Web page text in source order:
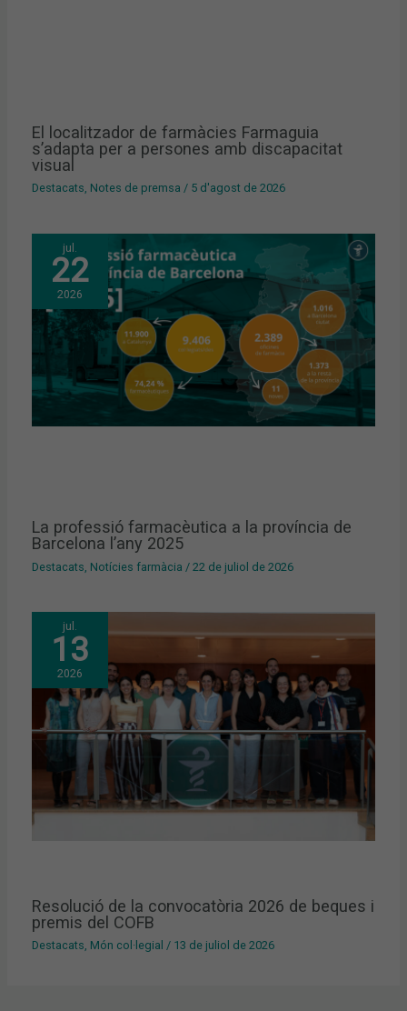
El localitzador de farmàcies Farmaguia
s’adapta per a persones amb discapacitat
visual
Destacats, Notes de premsa / 5 d'agost de 2026
jul.
22
2026
La professió farmacèutica a la província de
Barcelona l’any 2025
Destacats Notícies farmàcia /22 de juliol de 2026
jul.
13
2026
Resolució de la convocatòria 2026 de beques i
premis del COFB
Destacats, Món col·legial / 13 de juliol de 2026